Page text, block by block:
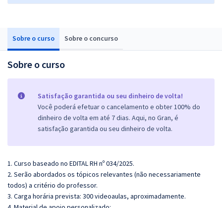
Sobre o curso Sobre o concurso
Sobre o curso
Satisfação garantida ou seu dinheiro de volta!
Você poderá efetuar o cancelamento e obter 100% do
dinheiro de volta em até 7 dias. Aqui, no Gran, é
satisfação garantida ou seu dinheiro de volta.
1. Curso baseado no EDITAL RH nº 034/2025.
2. Serão abordados os tópicos relevantes (não necessariamente
todos) a critério do professor.
3. Carga horária prevista: 300 videoaulas, aproximadamente.